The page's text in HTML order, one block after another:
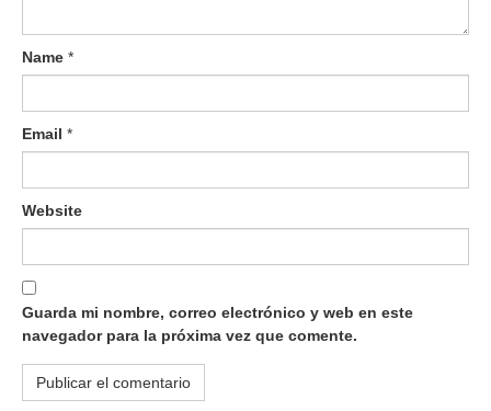
Name *
Email *
Website
Guarda mi nombre, correo electrónico y web en este
navegador para la próxima vez que comente.